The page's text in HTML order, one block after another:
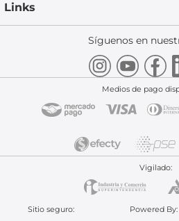
Links
Síguenos en
Medios de pago
Vigilado:
Sitio seguro: Powered By: